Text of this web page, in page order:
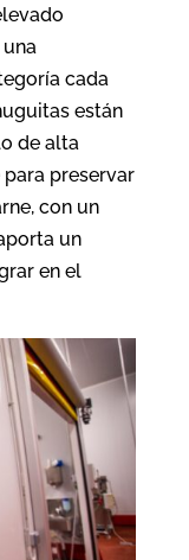
cada
están
de alta
preservar
con un
un
en el